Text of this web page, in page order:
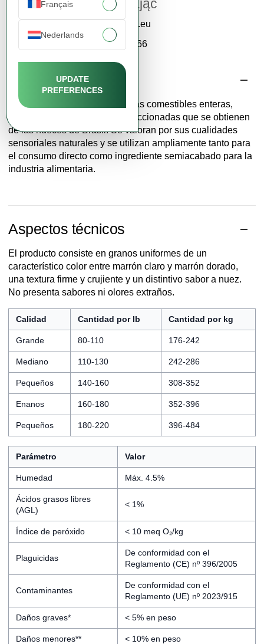
Français
Nederlands
UPDATE
PREFERENCES
Descripción
Nueces de Brasil son almendras comestibles enteras,
limpias y cuidadosamente seleccionadas que se obtienen
de las nueces de Brasil. Se valoran por sus cualidades
sensoriales naturales y se utilizan ampliamente tanto para
el consumo directo como ingrediente semiacabado para la
industria alimentaria.
Aspectos técnicos
El producto consiste en granos uniformes de un
característico color entre marrón claro y marrón dorado,
una textura firme y crujiente y un distintivo sabor a nuez.
No presenta sabores ni olores extraños.
Calidad Cantidad por lb Cantidad por kg
Grande 80-110 176-242
Mediano 110-130 242-286
Pequeños 140-160 308-352
Enanos 160-180 352-396
Pequeños 180-220 396-484
Parámetro Valor
Humedad Máx. 4.5%
Ácidos grasos libres
(AGL)
< 1%
Índice de peróxido < 10 meq O₂/kg
Plaguicidas
De conformidad con el
Reglamento (CE) nº 396/2005
Contaminantes
De conformidad con el
Reglamento (UE) nº 2023/915
Daños graves* < 5% en peso
Daños menores** < 10% en peso
Katarzyna Zając
contact@fdcm.eu
+48 577 124 466